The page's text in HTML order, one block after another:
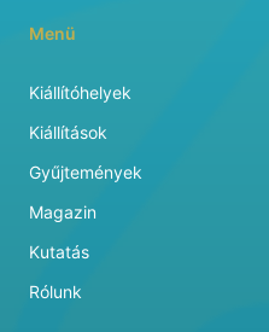
Menü
Kiállítóhelyek
Kiállítások
Gyűjtemények
Magazin
Kutatás
Rólunk